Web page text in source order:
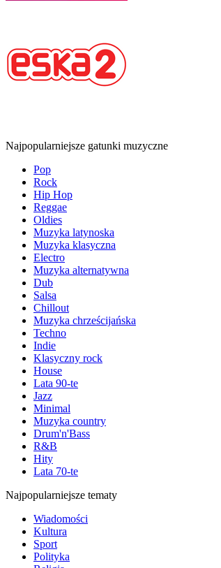
Najpopularniejsze gatunki muzyczne
Pop
Rock
Hip Hop
Reggae
Oldies
Muzyka latynoska
Muzyka klasyczna
Electro
Muzyka alternatywna
Dub
Salsa
Chillout
Muzyka chrześcijańska
Techno
Indie
Klasyczny rock
House
Lata 90-te
Jazz
Minimal
Muzyka country
Drum'n'Bass
R&B
Hity
Lata 70-te
Najpopularniejsze tematy
Wiadomości
Kultura
Sport
Polityka